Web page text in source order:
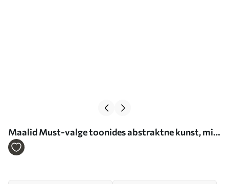
Maalid Must-valge toonides abstraktne kunst, mis
imiteerib looduslikke tekstuure Nr m01097